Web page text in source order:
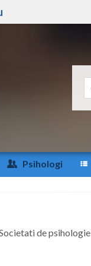
Psihologi
de psihologie